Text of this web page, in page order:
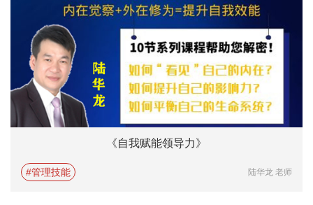
《自我赋能领导力》
#管理技能 陆华龙 老师